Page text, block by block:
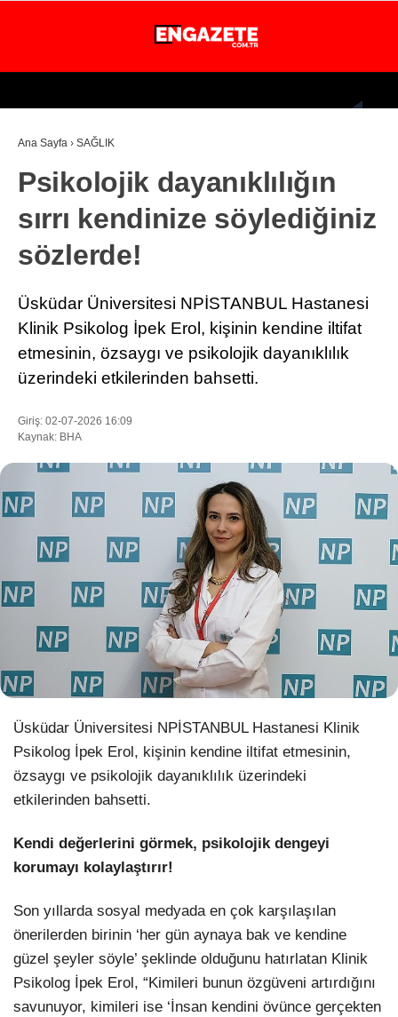
WhatsApp İhbar Hattı
Facebook
Instagram
Youtube
Pinterest
Dribbble
LinkedIn
28.5
İSTANBUL
GÜNDEM
EKONOMİ
DÜNYA
MAGAZİN
SAĞLIK
TEKNOLOJİ
Ana Sayfa › SAĞLIK
Psikolojik dayanıklılığın
sırrı kendinize söylediğiniz
sözlerde!
Üsküdar Üniversitesi NPİSTANBUL Hastanesi
Klinik Psikolog İpek Erol, kişinin kendine iltifat
etmesinin, özsaygı ve psikolojik dayanıklılık
üzerindeki etkilerinden bahsetti.
Giriş: 02-07-2026 16:09
Kaynak: BHA
Üsküdar Üniversitesi NPİSTANBUL Hastanesi Klinik
Psikolog İpek Erol, kişinin kendine iltifat etmesinin,
özsaygı ve psikolojik dayanıklılık üzerindeki
etkilerinden bahsetti.
Kendi değerlerini görmek, psikolojik dengeyi
korumayı kolaylaştırır!
Son yıllarda sosyal medyada en çok karşılaşılan
önerilerden birinin ‘her gün aynaya bak ve kendine
güzel şeyler söyle’ şeklinde olduğunu hatırlatan Klinik
Psikolog İpek Erol, “Kimileri bunun özgüveni artırdığını
savunuyor, kimileri ise ‘İnsan kendini övünce gerçekten